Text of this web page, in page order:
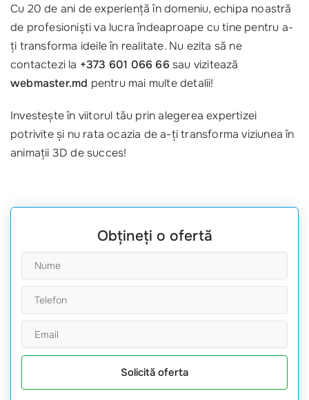
Cu 20 de ani de experiență în domeniu, echipa noastră
de profesioniști va lucra îndeaproape cu tine pentru a-
ți transforma ideile în realitate. Nu ezita să ne
contactezi la +373 601 066 66sau vizitează
webmaster.md pentru mai multe detalii!
Investește în viitorul tău prin alegerea expertizei
potrivite și nu rata ocazia de a-ți transforma viziunea în
animații 3D de succes!
Obțineți o ofertă
Solicită oferta